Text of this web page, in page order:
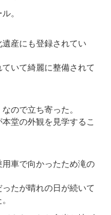
。
産にも登録されてい
いて綺麗に整備されて
ので立ち寄った。
堂の外観を見学するこ
車で向かったため滝の
たが晴れの日が続いて